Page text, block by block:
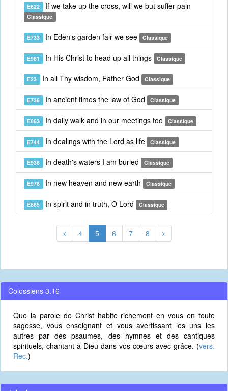
E622 If we take up the cross, will we but suffer pain
Classique
E733 In Eden's garden fair we see Classique
E981 In His Christ to head up all things Classique
E23 In all Thy wisdom, Father God Classique
E736 In ancient times the law of God Classique
E863 In daily walk and in our meetings too Classique
E744 In dealings with the Lord as life Classique
E936 In death's waters I am buried Classique
E978 In new heaven and new earth Classique
E865 In spirit and in truth, O Lord Classique
4 5 6 7 8
Colossiens 3.16
Que la parole de Christ habite richement en vous en toute
sagesse, vous enseignant et vous avertissant les uns les
autres par des psaumes, des hymnes et des cantiques
spirituels, chantant à Dieu dans vos cœurs avec grâce. (vers.
Rec.)